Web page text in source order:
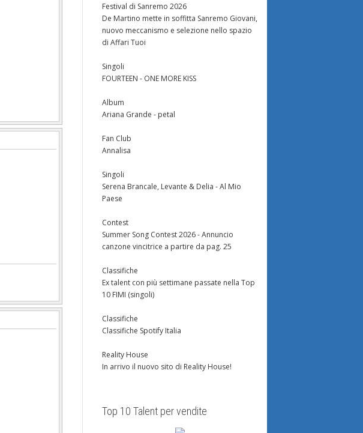
Festival di Sanremo 2026
De Martino mette in soffitta Sanremo Giovani,
nuovo meccanismo e selezione nello spazio
di Affari Tuoi
Singoli
FOURTEEN - ONE MORE KISS
Album
Ariana Grande - petal
Fan Club
Annalisa
Singoli
Serena Brancale, Levante & Delia - Al Mio
Paese
Contest
Summer Song Contest 2026 - Annuncio
canzone vincitrice a partire da pag. 25
Classifiche
Ex talent con più settimane passate nella Top
10 FIMI (singoli)
Classifiche
Classifiche Spotify Italia
Reality House
In arrivo il nuovo sito di Reality House!
Top 10 Talent per vendite